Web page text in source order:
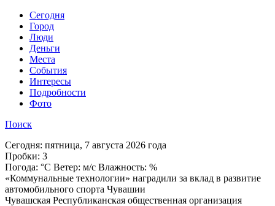
Cегодня
Город
Люди
Деньги
Места
События
Интересы
Подробности
Фото
Поиск
Сегодня: пятница, 7 августа 2026 года
Пробки: 3
Погода: °C Ветер: м/с Влажность: %
«Коммунальные технологии» наградили за вклад в развитие
автомобильного спорта Чувашии
Чувашская Республиканская общественная организация